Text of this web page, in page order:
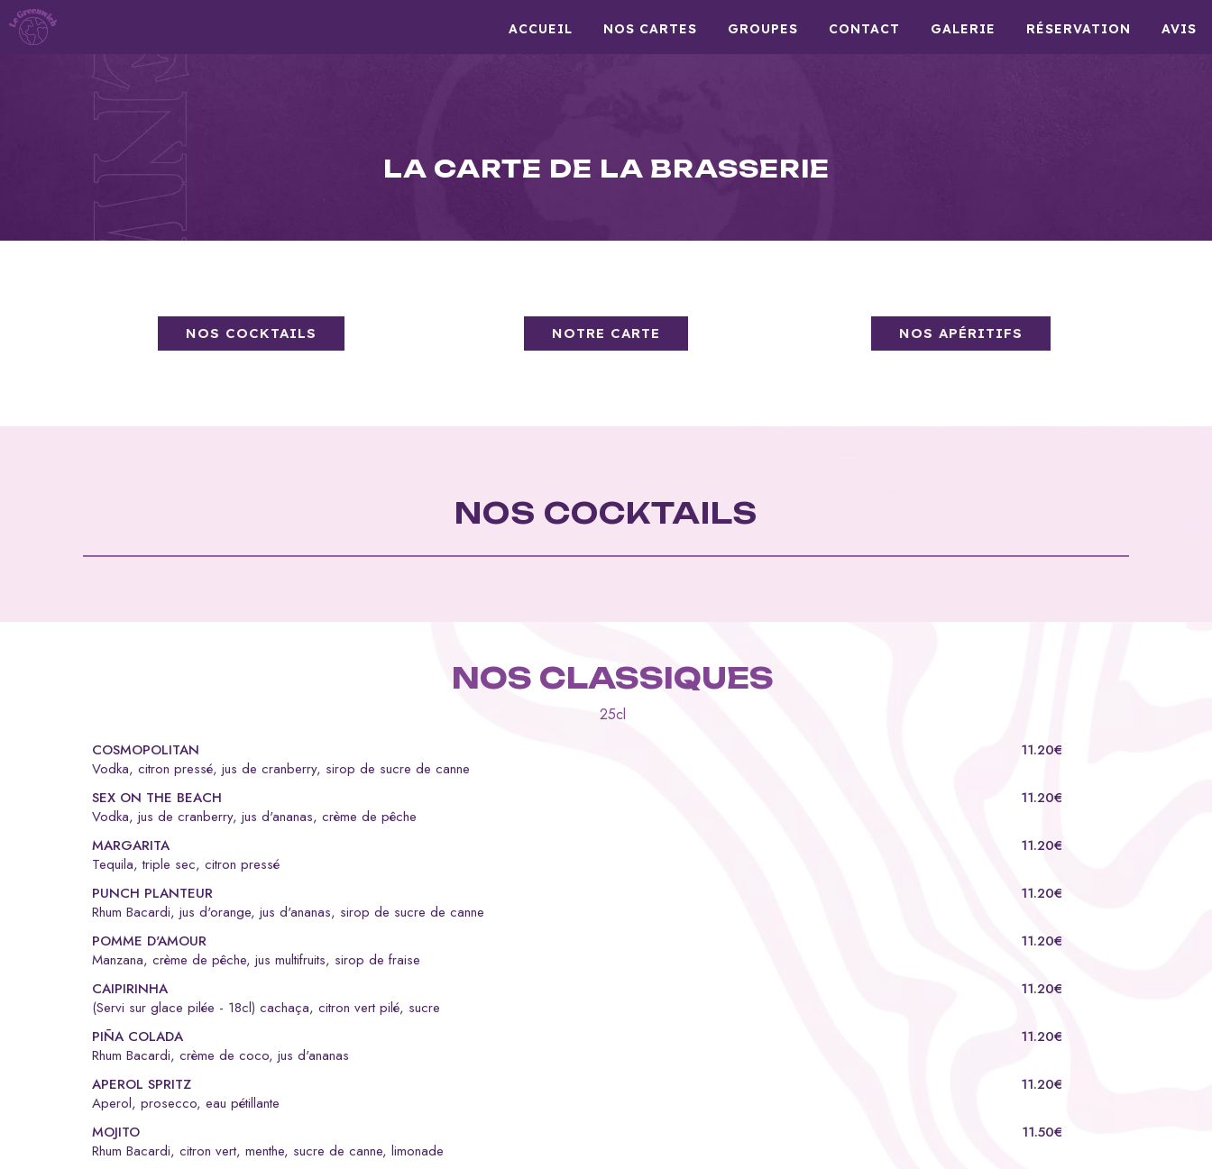
ACCUEIL NOS CARTES GROUPES CONTACT GALERIE RÉSERVATION AVIS
LA CARTE DE LA BRASSERIE
NOS COCKTAILS NOTRE CARTE NOS APÉRITIFS
NOS COCKTAILS
NOS CLASSIQUES
25cl
COSMOPOLITAN
vodka, citron pressé, jus de cranberry, sirop de sucre de canne
11.20€
SEX ON THE BEACH
vodka, jus de cranberry, jus d'ananas, crème de pêche
11.20€
MARGARITA
tequila, triple sec, citron pressé
11.20€
PUNCH PLANTEUR
rhum Bacardi, jus d'orange, jus d'ananas, sirop de sucre de canne
11.20€
POMME D'AMOUR
manzana, crème de pêche, jus multifruits, sirop de fraise
11.20€
CAIPIRINHA
(servi sur glace pilée - 18cl) cachaça, citron vert pilé, sucre
11.20€
PIÑA COLADA
rhum Bacardi, crème de coco, jus d'ananas
11.20€
APEROL SPRITZ
Aperol, prosecco, eau pétillante
11.20€
MOJITO
rhum Bacardi, citron vert, menthe, sucre de canne, limonade
11.50€